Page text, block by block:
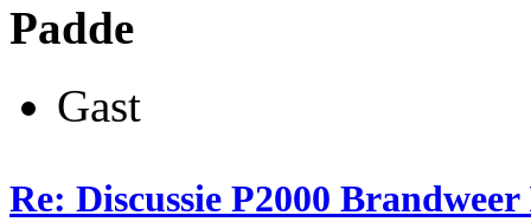
Padde
Gast
Re: Discussie P2000